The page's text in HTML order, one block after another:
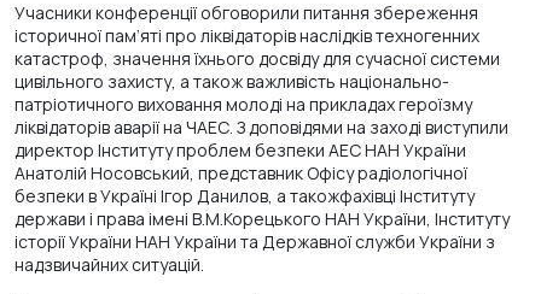
Учасники конференції обговорили питання збереження
історичної пам’яті про ліквідаторів наслідків техногенних
катастроф, значення їхнього досвіду для сучасної системи
цивільного захисту, а також важливість національно-
патріотичного виховання молоді на прикладах героїзму
ліквідаторів аварії на ЧАЕС. З доповідями на заході виступили
директор Інституту проблем безпеки АЕС НАН України
Анатолій Носовський, представник Офісу радіологічної
безпеки в Україні Ігор Данилов, а такожфахівці Інституту
держави і права імені В.М.Корецького НАН України, Інституту
історії України НАН України та Державної служби України з
надзвичайних ситуацій.